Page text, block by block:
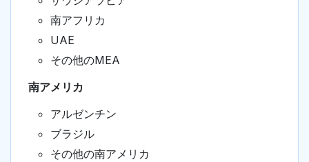
南アフリカ
UAE
その他のMEA
南アメリカ
アルゼンチン
ブラジル
その他の南アメリカ